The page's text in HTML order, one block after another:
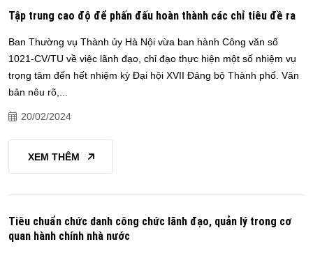
Tập trung cao độ để phấn đấu hoàn thành các chỉ tiêu đề ra
Ban Thường vụ Thành ủy Hà Nội vừa ban hành Công văn số
1021-CV/TU về việc lãnh đạo, chỉ đạo thực hiện một số nhiệm vụ
trọng tâm đến hết nhiệm kỳ Đại hội XVII Đảng bộ Thành phố. Văn
bản nêu rõ,...
20/02/2024
XEM THÊM
Tiêu chuẩn chức danh công chức lãnh đạo, quản lý trong cơ
quan hành chính nhà nước